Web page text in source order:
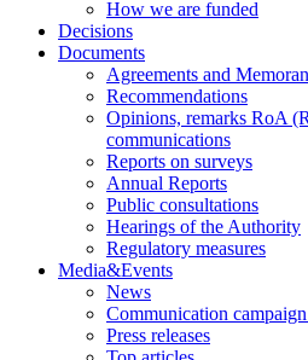
How we are funded
Decisions
Documents
Agreements and
Recommendations
Opinions, remarks RoA
communications
Reports on surveys
Annual Reports
Public consultations
Hearings of the Authority
Regulatory measures
Media&Events
News
Communication campaign
Press releases